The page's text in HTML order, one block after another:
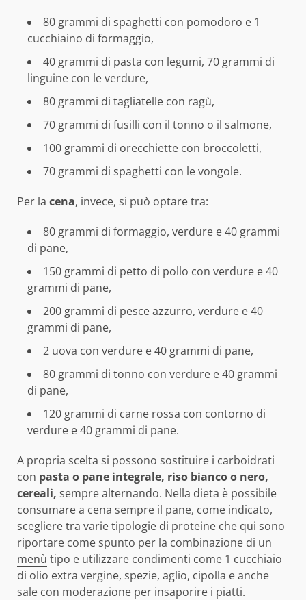
80 grammi di spaghetti con pomodoro e 1
cucchiaino di formaggio,
40 grammi di pasta con legumi, 70 grammi di
linguine con le verdure,
80 grammi di tagliatelle con ragù,
70 grammi di fusilli con il tonno o il salmone,
100 grammi di orecchiette con broccoletti,
70 grammi di spaghetti con le vongole.
Per la cena, invece, si può optare tra:
80 grammi di formaggio, verdure e 40 grammi
di pane,
150 grammi di petto di pollo con verdure e 40
grammi di pane,
200 grammi di pesce azzurro, verdure e 40
grammi di pane,
2 uova con verdure e 40 grammi di pane,
80 grammi di tonno con verdure e 40 grammi
di pane,
120 grammi di carne rossa con contorno di
verdure e 40 grammi di pane.
A propria scelta si possono sostituire i carboidrati
con pasta o pane integrale, riso bianco o nero,
cereali, sempre alternando. Nella dieta è possibile
consumare a cena sempre il pane, come indicato,
scegliere tra varie tipologie di proteine che qui sono
riportare come spunto per la combinazione di un
menù tipo e utilizzare condimenti come 1 cucchiaio
di olio extra vergine, spezie, aglio, cipolla e anche
sale con moderazione per insaporire i piatti.